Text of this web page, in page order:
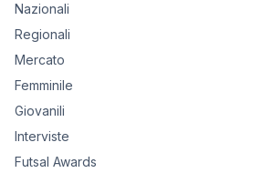
Nazionali
Regionali
Mercato
Femminile
Giovanili
Interviste
Futsal Awards